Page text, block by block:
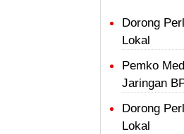
Dorong
Lokal
Pemko
Jaringan
Dorong
Lokal